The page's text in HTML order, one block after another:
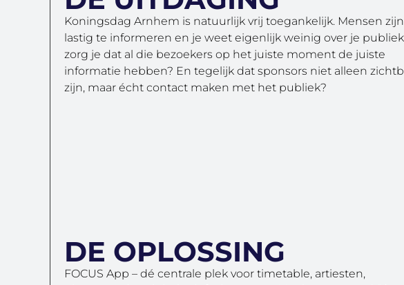
Koningsdag Arnhem is natuurlijk vrij toegankelijk. Mensen
lastig te informeren en je weet eigenlijk weinig over je
zorg je dat al die bezoekers op het juiste moment de juiste
informatie hebben? En tegelijk dat sponsors niet alleen
zijn, maar écht contact maken met het publiek?
DE OPLOSSING
FOCUS App – dé centrale plek voor timetable, artiesten,